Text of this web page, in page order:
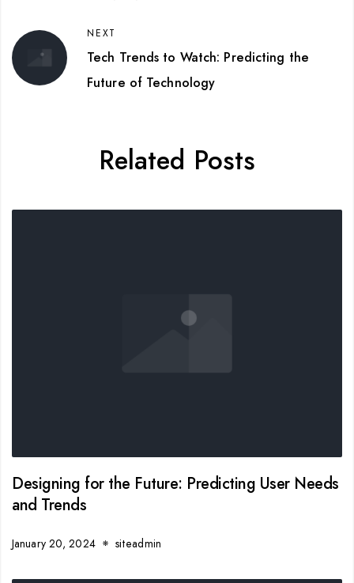
NEXT
Tech Trends to Watch: Predicting the
Future of Technology
Related Posts
Designing for the Future: Predicting User Needs
and Trends
January 20, 2024 siteadmin